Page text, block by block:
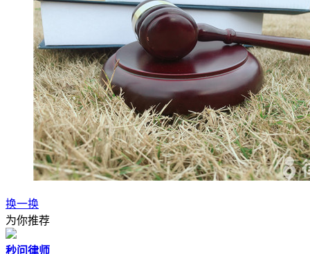
换一换
为你推荐
秒问律师